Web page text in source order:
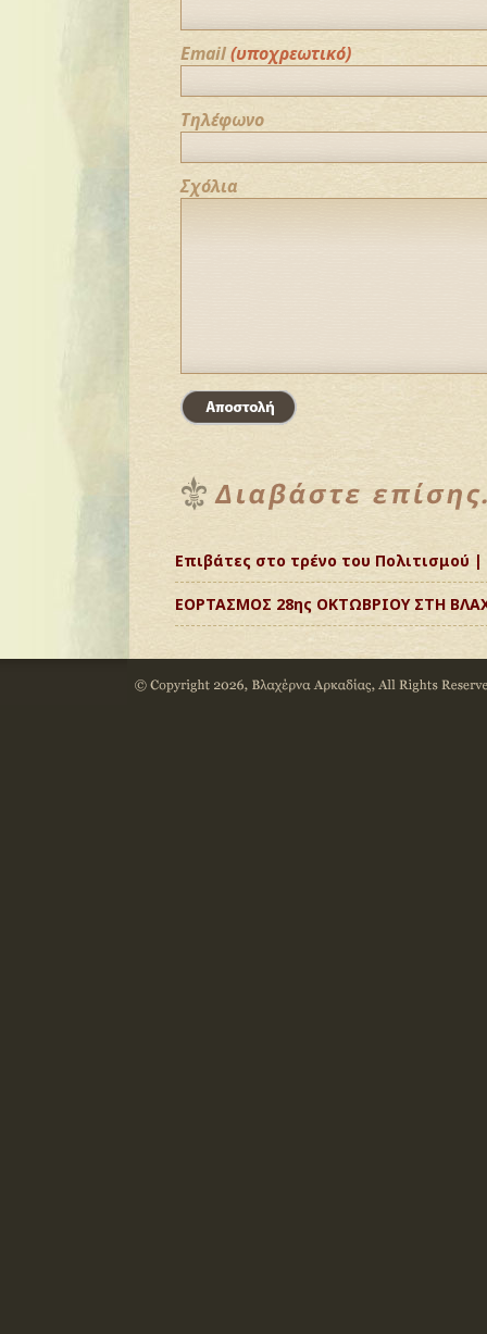
Email(υποχρεωτικό)
Τηλέφωνο
Σχόλια
Επιβάτες στο τρένο του Πολιτισμού
ΕΟΡΤΑΣΜΟΣ 28ης ΟΚΤΩΒΡΙΟΥ ΣΤΗ